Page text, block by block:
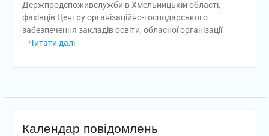
Держпродспоживслужби в Хмельницькій області,
фахівців Центру організаційно-господарського
забезпечення закладів освіти, обласної організації
Читати далі
Календар повідомлень